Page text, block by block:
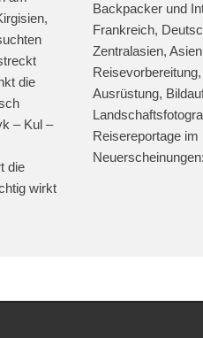
die
– Kul –
die
wirkt
Backpacker und
Frankreich,
Zentralasien,
Ausrüstung,
Reisereportage